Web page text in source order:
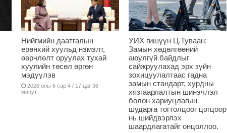
Нийгмийн даатгалын
ерөнхий хуульд нэмэлт,
өөрчлөлт оруулах тухай
хуулийн төсөл өргөн
мэдүүлэв
2026 оны 6 сар 4 / 17 цаг 36
минут
УИХ гишүүн Ц.Туваан:
Замын хөдөлгөөний
аюулгүй байдлыг
сайжруулахад эрх зүйн
зохицуулалтаас гадна
замын стандарт, хурдны
хязгаарлалтын шинэчлэл
болон хариуцлагын
шударга тогтолцоог цогцоор
нь шийдвэрлэх
шаардлагатайг онцоллоо.